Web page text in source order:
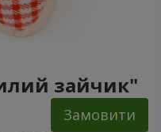
зайчик"
Замовити